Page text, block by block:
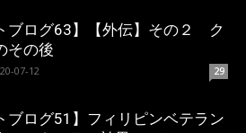
ブログ63】【外伝】その２ ク
その後
07-12 29
ブログ51】フィリピンベテラン